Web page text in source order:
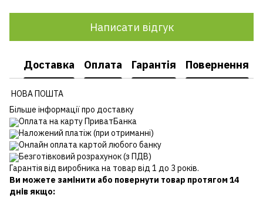
Написати відгук
Доставка Оплата Гарантія Повернення
НОВА ПОШТА
Більше інформації про доставку
Оплата на карту ПриватБанка
Наложений платіж (при отриманні)
Онлайн оплата картой любого банку
Безготівковий розрахунок (з ПДВ)
Гарантія від виробника на товар від 1 до 3 років.
Ви можете замінити або повернути товар протягом 14
днів якщо: